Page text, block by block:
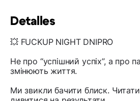
Detalles
💥 FUCKUP NIGHT DNIPRO
Не про “успішний успіх”, а про
змінюють життя.
Ми звикли бачити блиск.